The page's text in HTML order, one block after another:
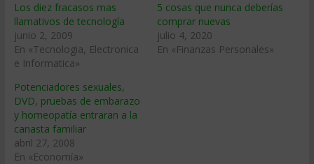
Los diez fracasos mas
llamativos de tecnologí­a
junio 2, 2009
En «Tecnologia, Electronica
e Informatica»
5 cosas que nunca deberías
comprar nuevas
julio 4, 2020
En «Finanzas Personales»
Potenciadores sexuales,
DVD, pruebas de embarazo
y homeopatí­a entraran a la
canasta familiar
abril 27, 2008
En «Economía»